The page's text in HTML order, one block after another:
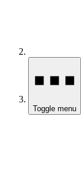
Toggle menu